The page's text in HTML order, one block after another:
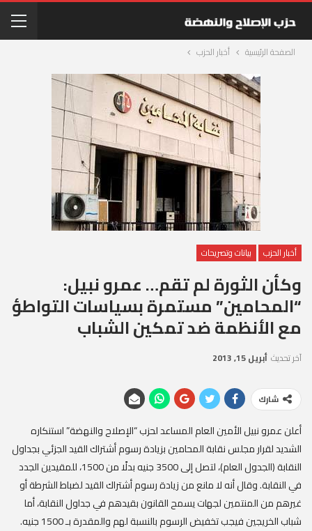
الصفحة الرئيسية أخبار الحزب
أخبار الحزب بيانات وتصريحات
وكأن الثورة لم تقم… عمرو نبيل:
“المحامين” مستمرة بسياسات التواطؤ
مع الأنظمة ضد تمكين الشباب
آخر تحديث أبريل 15, 2013
شارك
أعلن عمرو نبيل الأمين العام المساعد لحزب “الإصلاح والنهضة” استنكاره
الشديد لقرار مجلس نقابة المحامين بزيادة رسوم أشتراك القيد الجزئي بجداول
النقابة (الجدول العام)، لتصل إلى 3500 جنيه بدلًا من 1500، للمقيدين الجدد
في النقابة. وقال أنه لا مانع من زيادة رسوم أشتراك القيد لضباط الشرطة أو
غيرهم من المنتمين لجهات يسمح القانون بقيدهم في جداول النقابة، أما
شباب الخريجين فيجب تخفيض الرسوم بالنسبة لهم والمقدرة بـ 1500 جنيه.